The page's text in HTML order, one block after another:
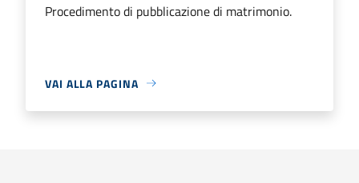
Procedimento di pubblicazione di matrimonio.
VAI ALLA PAGINA